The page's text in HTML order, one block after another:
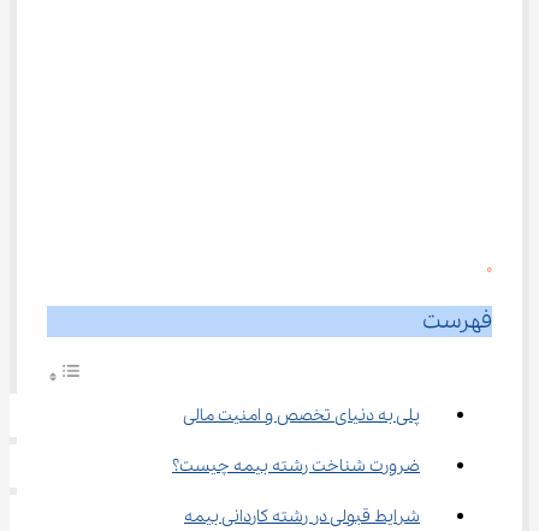
0
فهرست
پلی به دنیای تخصص و امنیت مالی
ضرورت شناخت رشته بیمه چیست؟
شرایط قبولی در رشته کاردانی بیمه